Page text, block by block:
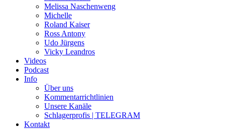
Melissa Naschenweng
Michelle
Roland Kaiser
Ross Antony
Udo Jürgens
Vicky Leandros
Videos
Podcast
Info
Über uns
Kommentarrichtlinien
Unsere Kanäle
Schlagerprofis | TELEGRAM
Kontakt